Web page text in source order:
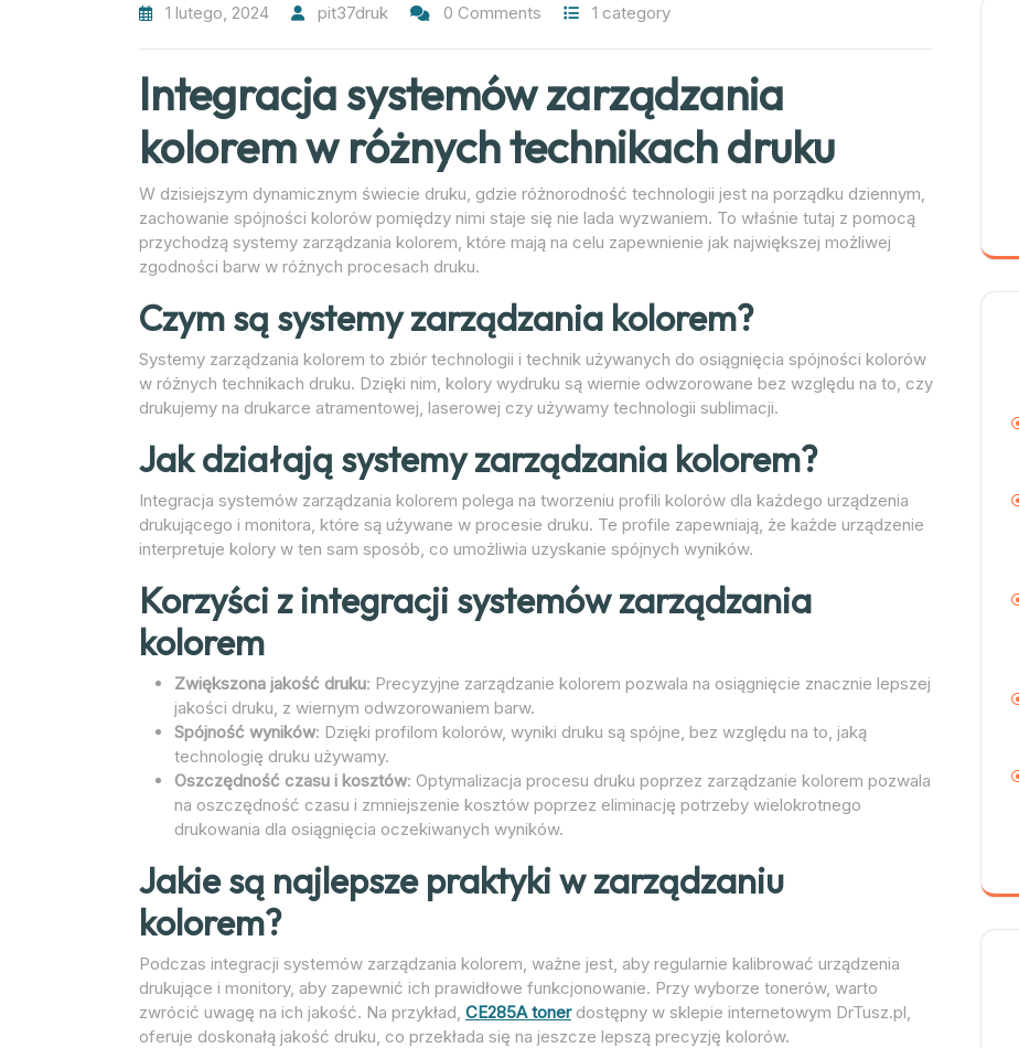
1 lutego, 2024 pit37druk 0 Comments 1 category
Integracja systemów zarządzania
kolorem w różnych technikach druku
W dzisiejszym dynamicznym świecie druku, gdzie różnorodność technologii jest na porządku dziennym,
zachowanie spójności kolorów pomiędzy nimi staje się nie lada wyzwaniem. To właśnie tutaj z pomocą
przychodzą systemy zarządzania kolorem, które mają na celu zapewnienie jak największej możliwej
zgodności barw w różnych procesach druku.
Czym są systemy zarządzania kolorem?
Systemy zarządzania kolorem to zbiór technologii i technik używanych do osiągnięcia spójności kolorów
w różnych technikach druku. Dzięki nim, kolory wydruku są wiernie odwzorowane bez względu na to, czy
drukujemy na drukarce atramentowej, laserowej czy używamy technologii sublimacji.
Jak działają systemy zarządzania kolorem?
Integracja systemów zarządzania kolorem polega na tworzeniu profili kolorów dla każdego urządzenia
drukującego i monitora, które są używane w procesie druku. Te profile zapewniają, że każde urządzenie
interpretuje kolory w ten sam sposób, co umożliwia uzyskanie spójnych wyników.
Korzyści z integracji systemów zarządzania
kolorem
Zwiększona jakość druku: Precyzyjne zarządzanie kolorem pozwala na osiągnięcie znacznie lepszej
jakości druku, z wiernym odwzorowaniem barw.
Spójność wyników: Dzięki profilom kolorów, wyniki druku są spójne, bez względu na to, jaką
technologię druku używamy.
Oszczędność czasu i kosztów: Optymalizacja procesu druku poprzez zarządzanie kolorem pozwala
na oszczędność czasu i zmniejszenie kosztów poprzez eliminację potrzeby wielokrotnego
drukowania dla osiągnięcia oczekiwanych wyników.
Jakie są najlepsze praktyki w zarządzaniu
kolorem?
Podczas integracji systemów zarządzania kolorem, ważne jest, aby regularnie kalibrować urządzenia
drukujące i monitory, aby zapewnić ich prawidłowe funkcjonowanie. Przy wyborze tonerów, warto
zwrócić uwagę na ich jakość. Na przykład, CE285A tonerdostępny w sklepie internetowym DrTusz.pl,
oferuje doskonałą jakość druku, co przekłada się na jeszcze lepszą precyzję kolorów.